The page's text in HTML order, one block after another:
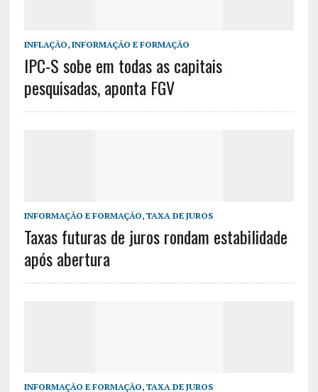
INFLAÇÃO, INFORMAÇÃO E FORMAÇÃO
IPC-S sobe em todas as capitais
pesquisadas, aponta FGV
INFORMAÇÃO E FORMAÇÃO, TAXA DE JUROS
Taxas futuras de juros rondam estabilidade
após abertura
INFORMAÇÃO E FORMAÇÃO, TAXA DE JUROS